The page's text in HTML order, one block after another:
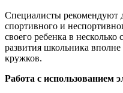
Специалисты рекомендуют
спортивного и
своего ребенка в
развития школьника
кружков.
Работа с использованием